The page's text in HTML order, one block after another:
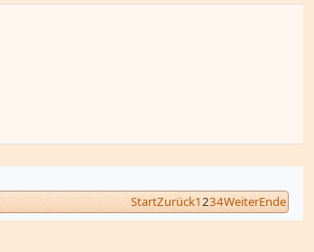
StartZurück1234WeiterEnde